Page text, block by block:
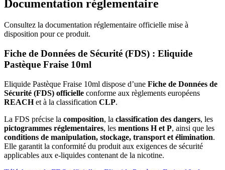
Documentation réglementaire
Consultez la documentation réglementaire officielle mise à
disposition pour ce produit.
Fiche de Données de Sécurité (FDS) : Eliquide
Pastèque Fraise 10ml
Eliquide Pastèque Fraise 10ml dispose d’une Fiche de Données de
Sécurité (FDS) officielle conforme aux règlements européens
REACHet à la classification CLP.
La FDS précise la composition, la classification des dangers, les
pictogrammes réglementaires, les mentions H et P, ainsi que les
conditions de manipulation, stockage, transport et élimination.
Elle garantit la conformité du produit aux exigences de sécurité
applicables aux e-liquides contenant de la nicotine.